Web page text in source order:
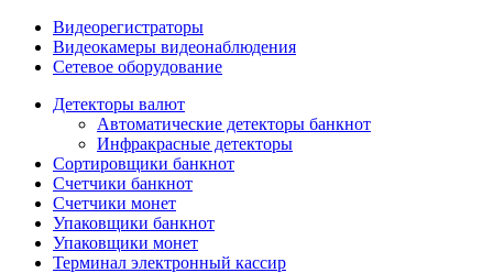
Видеорегистраторы
Видеокамеры видеонаблюдения
Сетевое оборудование
Детекторы валют
Автоматические детекторы банкнот
Инфракрасные детекторы
Сортировщики банкнот
Счетчики банкнот
Счетчики монет
Упаковщики банкнот
Упаковщики монет
Терминал электронный кассир